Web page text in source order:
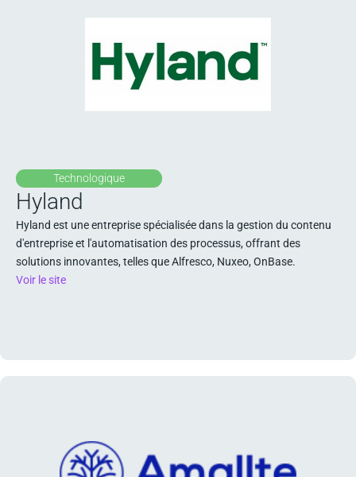
Technologique
Hyland
Hyland est une entreprise spécialisée dans la gestion du contenu
d'entreprise et l'automatisation des processus, offrant des
solutions innovantes, telles que Alfresco, Nuxeo, OnBase.
Voir le site